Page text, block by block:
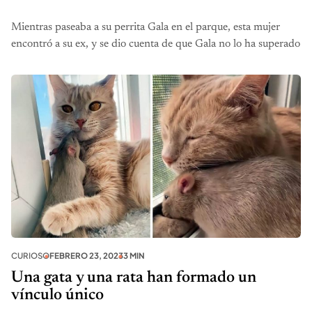
Mientras paseaba a su perrita Gala en el parque, esta mujer
encontró a su ex, y se dio cuenta de que Gala no lo ha superado
CURIOSOFEBRERO 23, 20233 MIN
Una gata y una rata han formado un
vínculo único